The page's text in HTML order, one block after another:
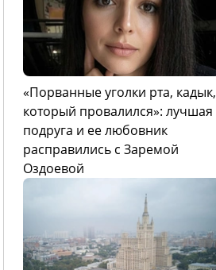
«Порванные уголки рта, кадык,
который провалился»: лучшая
подруга и ее любовник
расправились с Заремой
Оздоевой